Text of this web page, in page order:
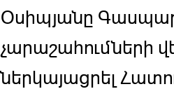
Օսիպյանը
չարաշահումների
ներկայացրել